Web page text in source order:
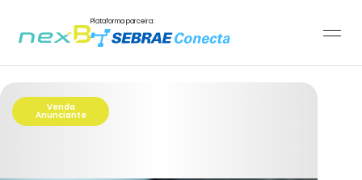
Plataforma parceira:
Venda
Anunciante